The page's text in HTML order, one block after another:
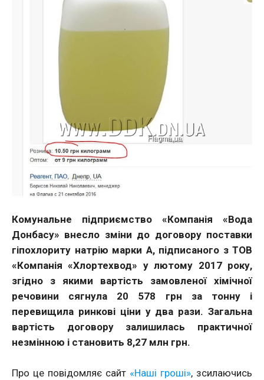
Комунальне підприємство «Компанія «Вода
Донбасу» внесло зміни до договору поставки
гіпохлориту натрію марки А, підписаного з ТОВ
«Компанія «Хлортехвод» у лютому 2017 року,
згідно з якими вартість замовленої хімічної
речовини сягнула 20 578 грн за тонну і
перевищила ринкові ціни у два рази. Загальна
вартість договору залишилась практичної
незмінною і становить 8,27 млн грн.
Про це повідомляє сайт «Наші гроші», зсилаючись